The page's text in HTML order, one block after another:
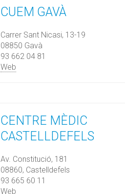
CUEM GAVÀ
Carrer Sant Nicasi, 13-19
08850 Gavà
93 662 04 81
Web
CENTRE MÈDIC
CASTELLDEFELS
Av. Constitució, 181
08860, Castelldefels
93 665 60 11
Web